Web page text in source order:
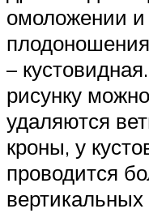
омоложении и
–
рисунку
удаляются
кроны, у
проводится
вертикальных